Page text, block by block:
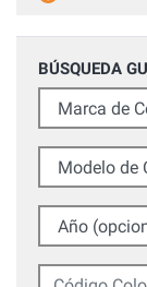
BÚSQUEDA
Marca de Coche
Modelo de
Año (opcional)
Código Color